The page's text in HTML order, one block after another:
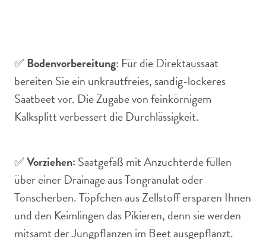
✅Bodenvorbereitung: Für die Direktaussaat
bereiten Sie ein unkrautfreies, sandig-lockeres
Saatbeet vor. Die Zugabe von feinkörnigem
Kalksplitt verbessert die Durchlässigkeit.
✅Vorziehen: Saatgefäß mit Anzuchterde füllen
über einer Drainage aus Tongranulat oder
Tonscherben. Töpfchen aus Zellstoff ersparen Ihnen
und den Keimlingen das Pikieren, denn sie werden
mitsamt der Jungpflanzen im Beet ausgepflanzt.